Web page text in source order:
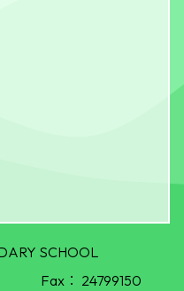
SCHOOL
Fax： 24799150